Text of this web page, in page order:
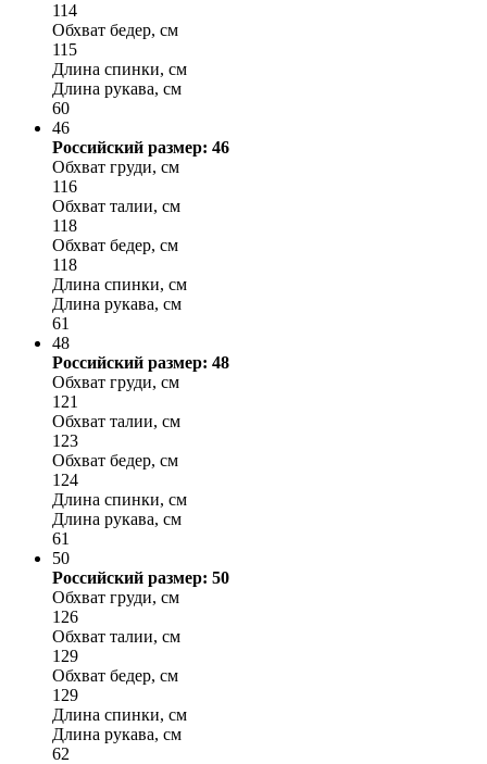
114
Обхват бедер, см
115
Длина спинки, см
Длина рукава, см
60
46
Российский размер: 46
Обхват груди, см
116
Обхват талии, см
118
Обхват бедер, см
118
Длина спинки, см
Длина рукава, см
61
48
Российский размер: 48
Обхват груди, см
121
Обхват талии, см
123
Обхват бедер, см
124
Длина спинки, см
Длина рукава, см
61
50
Российский размер: 50
Обхват груди, см
126
Обхват талии, см
129
Обхват бедер, см
129
Длина спинки, см
Длина рукава, см
62